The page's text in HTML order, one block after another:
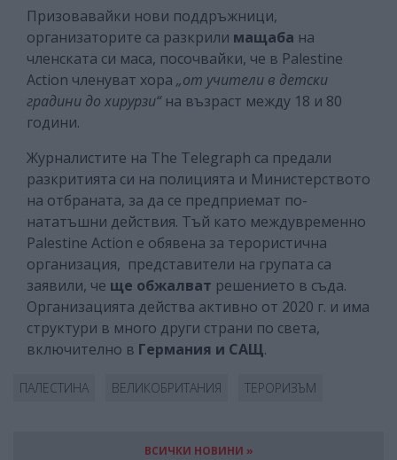
Призовавайки нови поддръжници,
организаторите са разкрили мащаба на
членската си маса, посочвайки, че в Palestine
Action членуват хора „от учители в детски
градини до хирурзи“на възраст между 18 и 80
години.
Журналистите на The Telegraph са предали
разкритията си на полицията и Министерството
на отбраната, за да се предприемат по-
нататъшни действия. Тъй като междувременно
Palestine Action е обявена за терористична
организация, представители на групата са
заявили, че ще обжалват решението в съда.
Организацията действа активно от 2020 г. и има
структури в много други страни по света,
включително в Германия и САЩ.
ПАЛЕСТИНА ВЕЛИКОБРИТАНИЯ ТЕРОРИЗЪМ
ВСИЧКИ НОВИНИ »